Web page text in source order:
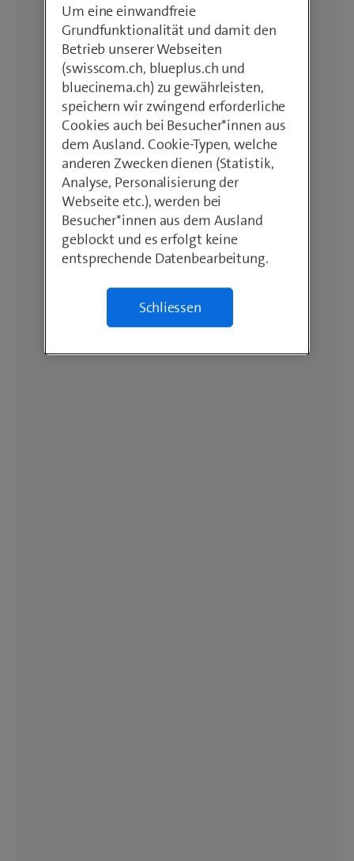
Um eine einwandfreie
Grundfunktionalität und damit den
Betrieb unserer Webseiten
(swisscom.ch, blueplus.ch und
bluecinema.ch) zu gewährleisten,
speichern wir zwingend erforderliche
Cookies auch bei Besucher*innen aus
dem Ausland. Cookie-Typen, welche
anderen Zwecken dienen (Statistik,
Analyse, Personalisierung der
Webseite etc.), werden bei
Besucher*innen aus dem Ausland
geblockt und es erfolgt keine
entsprechende Datenbearbeitung.
Schliessen